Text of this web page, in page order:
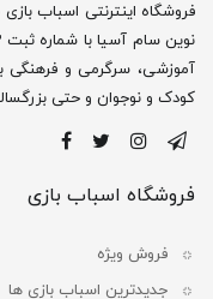
فروشگاه اینترنتی اسباب
آموزشی، سرگرمی و فرهنگی
کودک و نوجوان و حتی
فروشگاه اسباب بازی
فروش ویژه
جدیدترین اسباب بازی ها